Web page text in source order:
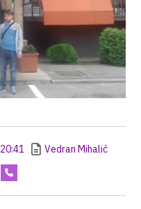
20:41 Vedran Mihalić